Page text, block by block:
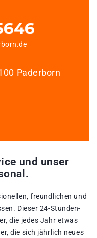
Paderborn
und unser
freundlichen und
Dieser 24-Stunden-
die jedes Jahr etwas
die sich jährlich neues